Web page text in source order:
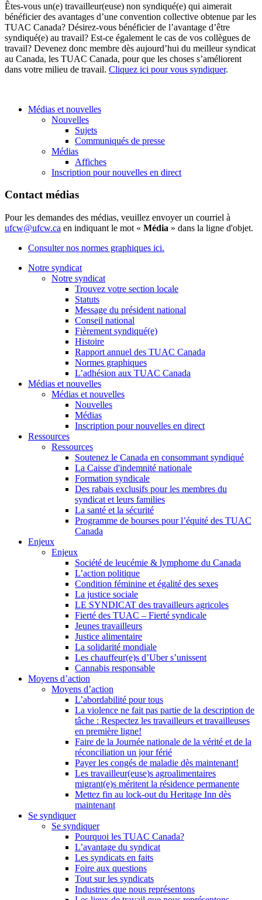
Êtes-vous un(e) travailleur(euse) non syndiqué(e) qui aimerait
bénéficier des avantages d’une convention collective obtenue par les
TUAC Canada? Désirez-vous bénéficier de l’avantage d’être
syndiqué(e) au travail? Est-ce également le cas de vos collègues de
travail? Devenez donc membre dès aujourd’hui du meilleur syndicat
au Canada, les TUAC Canada, pour que les choses s’améliorent
dans votre milieu de travail. Cliquez ici pour vous syndiquer.
Médias et nouvelles
Nouvelles
Sujets
Communiqués de presse
Médias
Affiches
Inscription pour nouvelles en direct
Contact médias
Pour les demandes des médias, veuillez envoyer un courriel à
ufcw@ufcw.ca en indiquant le mot « Média » dans la ligne d'objet.
Consulter nos normes graphiques ici.
Notre syndicat
Notre syndicat
Trouvez votre section locale
Statuts
Message du président national
Conseil national
Fièrement syndiqué(e)
Histoire
Rapport annuel des TUAC Canada
Normes graphiques
L’adhésion aux TUAC Canada
Médias et nouvelles
Médias et nouvelles
Nouvelles
Médias
Inscription pour nouvelles en direct
Ressources
Ressources
Soutenez le Canada en consommant syndiqué
La Caisse d'indemnité nationale
Formation syndicale
Des rabais exclusifs pour les membres du
syndicat et leurs families
La santé et la sécurité
Programme de bourses pour l’équité des TUAC
Canada
Enjeux
Enjeux
Société de leucémie & lymphome du Canada
L’action politique
Condition féminine et égalité des sexes
La justice sociale
LE SYNDICAT des travailleurs agricoles
Fierté des TUAC – Fierté syndicale
Jeunes travailleurs
Justice alimentaire
La solidarité mondiale
Les chauffeur(e)s d’Uber s’unissent
Cannabis responsable
Moyens d’action
Moyens d’action
L’abordabilité pour tous
La violence ne fait pas partie de la description de
tâche : Respectez les travailleurs et travailleuses
en première ligne!
Faire de la Journée nationale de la vérité et de la
réconciliation un jour férié
Payer les congés de maladie dès maintenant!
Les travailleur(euse)s agroalimentaires
migrant(e)s méritent la résidence permanente
Mettez fin au lock-out du Heritage Inn dès
maintenant
Se syndiquer
Se syndiquer
Pourquoi les TUAC Canada?
L’avantage du syndicat
Les syndicats en faits
Foire aux questions
Tout sur les syndicats
Industries que nous représentons